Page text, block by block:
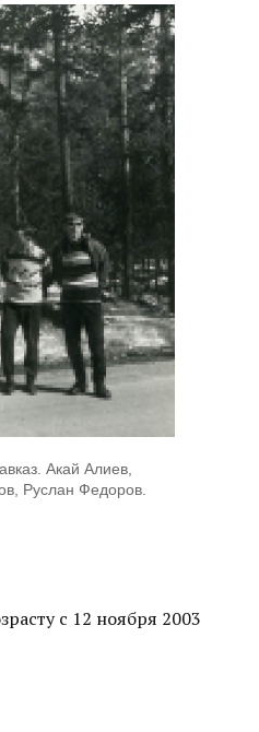
Акай Алиев,
Руслан Федоров.
с 12 ноября 2003